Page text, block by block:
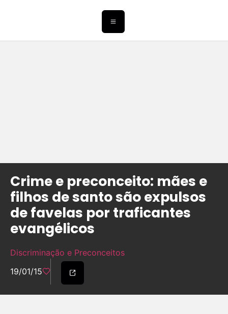
Crime e preconceito: mães e
filhos de santo são expulsos
de favelas por traficantes
evangélicos
Discriminação e Preconceitos
19/01/15